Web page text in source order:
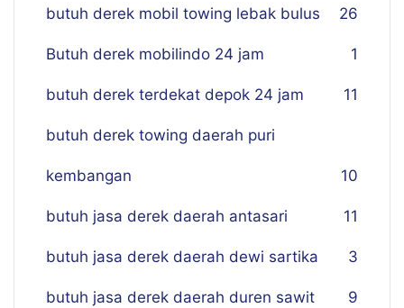
butuh derek mobil towing lebak bulus 26
Butuh derek mobilindo 24 jam 1
butuh derek terdekat depok 24 jam 11
butuh derek towing daerah puri
kembangan 10
butuh jasa derek daerah antasari 11
butuh jasa derek daerah dewi sartika 3
butuh jasa derek daerah duren sawit 9